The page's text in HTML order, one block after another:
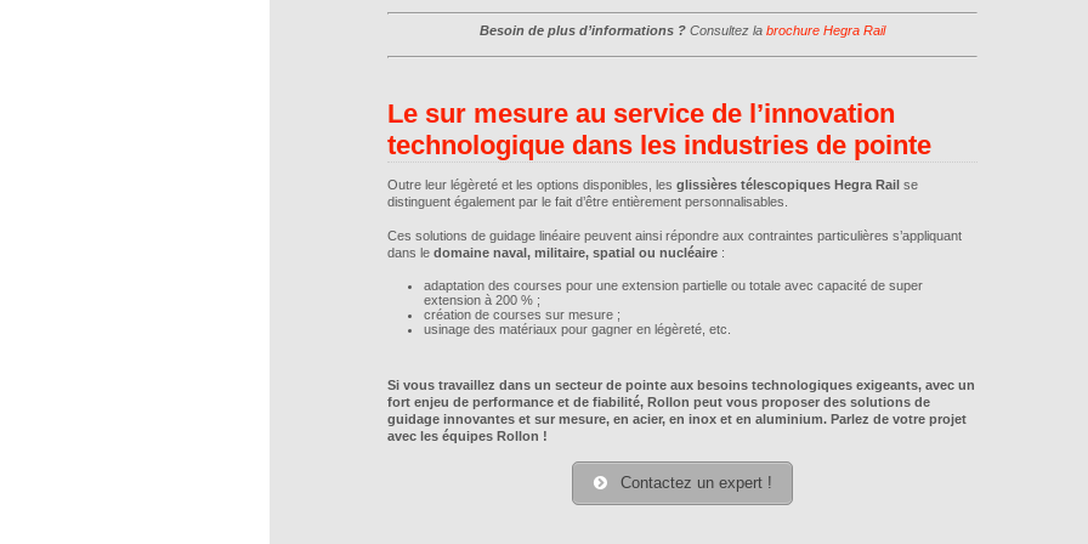
Besoin de plus d’informations ? Consultez la brochure Hegra Rail
Le sur mesure au service de l’innovation
technologique dans les industries de pointe
Outre leur légèreté et les options disponibles, les glissières télescopiques Hegra Rail se
distinguent également par le fait d’être entièrement personnalisables.
Ces solutions de guidage linéaire peuvent ainsi répondre aux contraintes particulières s’appliquant
dans le domaine naval, militaire, spatial ou nucléaire :
adaptation des courses pour une extension partielle ou totale avec capacité de super
extension à 200 % ;
création de courses sur mesure ;
usinage des matériaux pour gagner en légèreté, etc.
Si vous travaillez dans un secteur de pointe aux besoins technologiques exigeants, avec un
fort enjeu de performance et de fiabilité, Rollon peut vous proposer des solutions de
guidage innovantes et sur mesure, en acier, en inox et en aluminium. Parlez de votre projet
avec les équipes Rollon !
Contactez un expert !